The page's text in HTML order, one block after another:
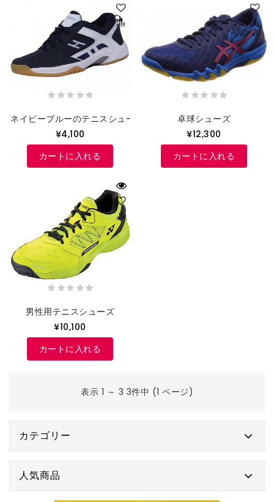
ネイビーブルーのテニスシューズ
¥4,100
カートに入れる
卓球シューズ
¥12,300
カートに入れる
男性用テニスシューズ
¥10,100
カートに入れる
表示 1 ～ 3 3件中 (1 ページ)
カテゴリー
人気商品